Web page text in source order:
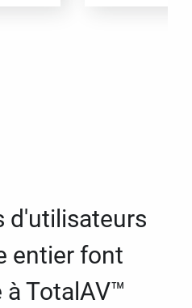
d'utilisateurs
entier font
TotalAV™